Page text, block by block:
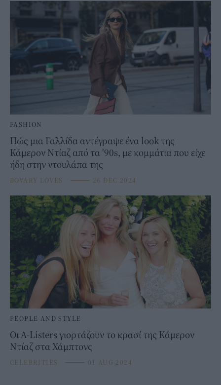
FASHION
Πώς μια Γαλλίδα αντέγραψε ένα look της
Κάμερον Ντίαζ από τα '90s, με κομμάτια που είχε
ήδη στην ντουλάπα της
BOVARY LOVES ⸻ 26 DEC 2024
PEOPLE AND STYLE
Οι A-Listers γιορτάζουν το κρασί της Κάμερον
Ντίαζ στα Χάμπτονς
CELEBRITIES ⸻ 01 AUG 2024